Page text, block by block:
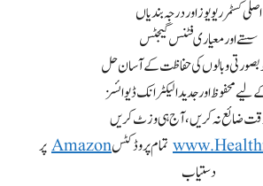
اصلی کسٹمر ریویوز اور درجہ بندیاں
سستے اور معیاری فٹنس گیجٹس
و بالوں کی حفاظت کے آسان حل
محفوظ اور جدید الیکٹرانک ڈیوائسز
وقت ضائع نہ کریں، آج ہی وزٹ کریں
تمام پروڈکٹسAmazonپر
دستیاب